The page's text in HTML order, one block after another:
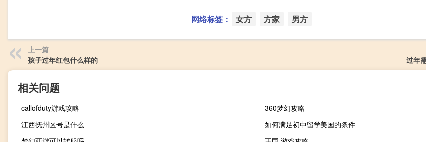
网络标签： 女方 方家 男方
上一篇
孩子过年红包什么样的
过年
相关问题
callofduty游戏攻略
360梦幻攻略
江西抚州区号是什么
如何满足初中留学美国的条件